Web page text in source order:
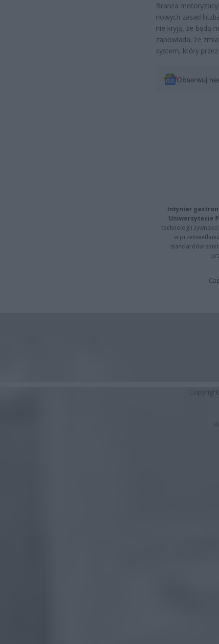
Branża
nowych zasad
nie kryją, że będą
zapowiada, że
system, który
Obserwuj
Inżynier
Uniwersytecie
technologii
w
standardów